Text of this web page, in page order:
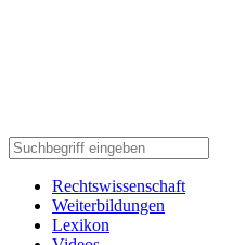
Rechtswissenschaft
Weiterbildungen
Lexikon